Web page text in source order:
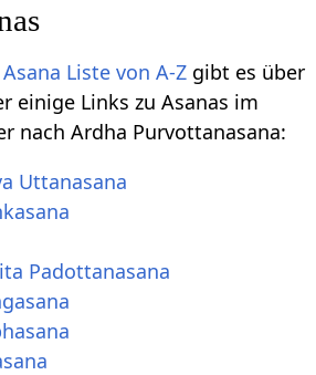
Asana Liste von A-Z gibt es über
einige Links zu Asanas im
nach Ardha Purvottanasana:
Uttanasana
Padottanasana